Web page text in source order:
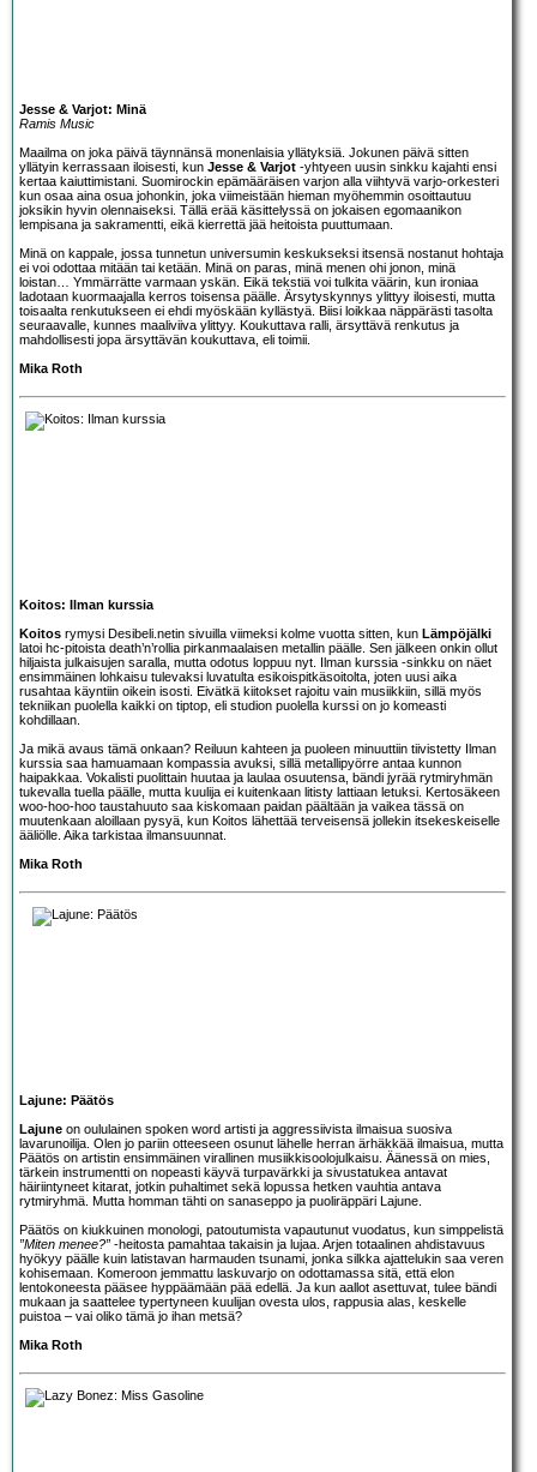
Jesse & Varjot: Minä
Ramis Music
Maailma on joka päivä täynnänsä monenlaisia yllätyksiä. Jokunen päivä sitten
yllätyin kerrassaan iloisesti, kun Jesse & Varjot -yhtyeen uusin sinkku kajahti ensi
kertaa kaiuttimistani. Suomirockin epämääräisen varjon alla viihtyvä varjo-orkesteri
kun osaa aina osua johonkin, joka viimeistään hieman myöhemmin osoittautuu
joksikin hyvin olennaiseksi. Tällä erää käsittelyssä on jokaisen egomaanikon
lempisana ja sakramentti, eikä kierrettä jää heitoista puuttumaan.
Minä on kappale, jossa tunnetun universumin keskukseksi itsensä nostanut hohtaja
ei voi odottaa mitään tai ketään. Minä on paras, minä menen ohi jonon, minä
loistan… Ymmärrätte varmaan yskän. Eikä tekstiä voi tulkita väärin, kun ironiaa
ladotaan kuormaajalla kerros toisensa päälle. Ärsytyskynnys ylittyy iloisesti, mutta
toisaalta renkutukseen ei ehdi myöskään kyllästyä. Biisi loikkaa näppärästi tasolta
seuraavalle, kunnes maaliviiva ylittyy. Koukuttava ralli, ärsyttävä renkutus ja
mahdollisesti jopa ärsyttävän koukuttava, eli toimii.
Mika Roth
Koitos: Ilman kurssia
Koitos rymysi Desibeli.netin sivuilla viimeksi kolme vuotta sitten, kun Lämpöjälki
latoi hc-pitoista death’n’rollia pirkanmaalaisen metallin päälle. Sen jälkeen onkin ollut
hiljaista julkaisujen saralla, mutta odotus loppuu nyt. Ilman kurssia -sinkku on näet
ensimmäinen lohkaisu tulevaksi luvatulta esikoispitkäsoitolta, joten uusi aika
rusahtaa käyntiin oikein isosti. Eivätkä kiitokset rajoitu vain musiikkiin, sillä myös
tekniikan puolella kaikki on tiptop, eli studion puolella kurssi on jo komeasti
kohdillaan.
Ja mikä avaus tämä onkaan? Reiluun kahteen ja puoleen minuuttiin tiivistetty Ilman
kurssia saa hamuamaan kompassia avuksi, sillä metallipyörre antaa kunnon
haipakkaa. Vokalisti puolittain huutaa ja laulaa osuutensa, bändi jyrää rytmiryhmän
tukevalla tuella päälle, mutta kuulija ei kuitenkaan litisty lattiaan letuksi. Kertosäkeen
woo-hoo-hoo taustahuuto saa kiskomaan paidan päältään ja vaikea tässä on
muutenkaan aloillaan pysyä, kun Koitos lähettää terveisensä jollekin itsekeskeiselle
ääliölle. Aika tarkistaa ilmansuunnat.
Mika Roth
Lajune: Päätös
Lajune on oululainen spoken word artisti ja aggressiivista ilmaisua suosiva
lavarunoilija. Olen jo pariin otteeseen osunut lähelle herran ärhäkkää ilmaisua, mutta
Päätös on artistin ensimmäinen virallinen musiikkisoolojulkaisu. Äänessä on mies,
tärkein instrumentti on nopeasti käyvä turpavärkki ja sivustatukea antavat
häiriintyneet kitarat, jotkin puhaltimet sekä lopussa hetken vauhtia antava
rytmiryhmä. Mutta homman tähti on sanaseppo ja puoliräppäri Lajune.
Päätös on kiukkuinen monologi, patoutumista vapautunut vuodatus, kun simppelistä
”Miten menee?” -heitosta pamahtaa takaisin ja lujaa. Arjen totaalinen ahdistavuus
hyökyy päälle kuin latistavan harmauden tsunami, jonka silkka ajattelukin saa veren
kohisemaan. Komeroon jemmattu laskuvarjo on odottamassa sitä, että elon
lentokoneesta pääsee hyppäämään pää edellä. Ja kun aallot asettuvat, tulee bändi
mukaan ja saattelee typertyneen kuulijan ovesta ulos, rappusia alas, keskelle
puistoa – vai oliko tämä jo ihan metsä?
Mika Roth